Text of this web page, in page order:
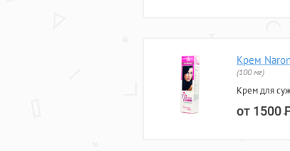
Крем
(100 мг)
Крем для
от 1500